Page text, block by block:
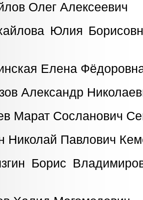
Олег
Юлия
Елена
Александр
Марат Сосланович
Павлович
Борис